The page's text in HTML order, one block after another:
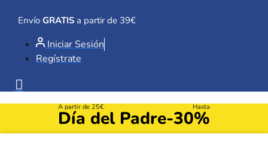
contenido
Envío GRATIS a partir de 39€
Iniciar Sesión
Regístrate
A partir de 25€
Día del Padre
Hasta
-30%